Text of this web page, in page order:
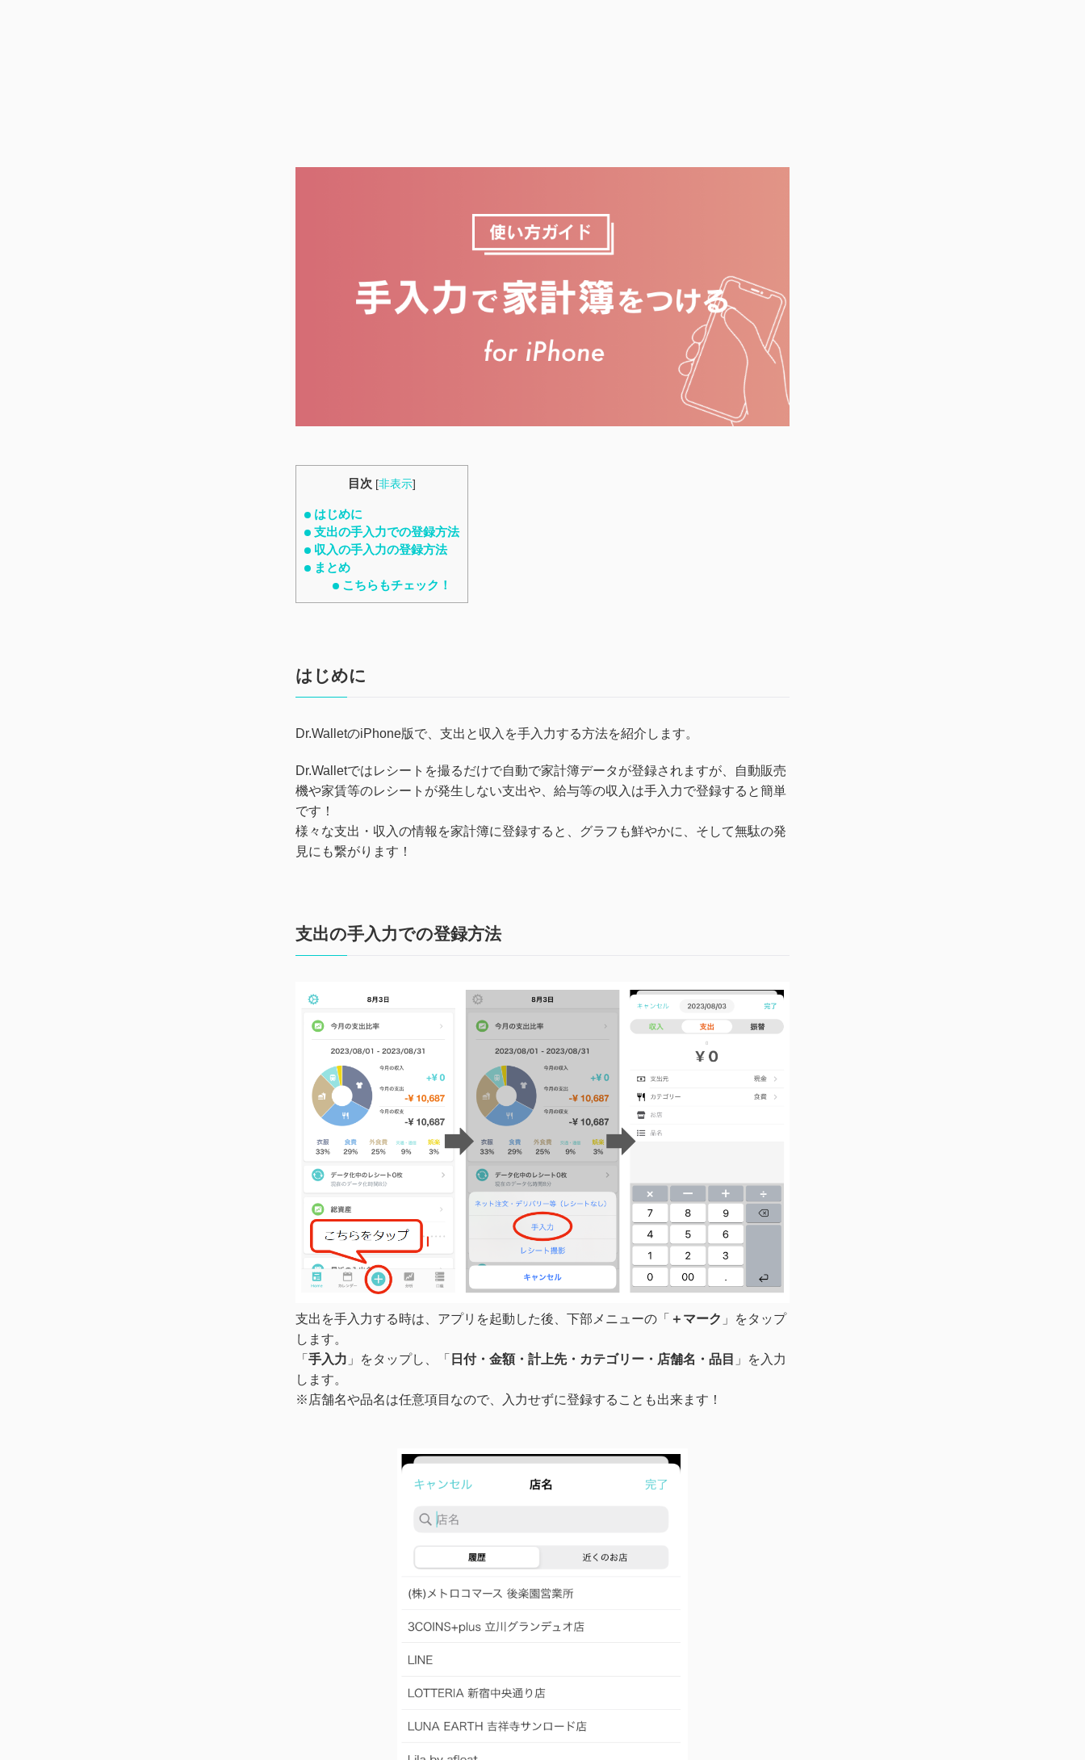
目次 [非表示]
はじめに
支出の手入力での登録方法
収入の手入力の登録方法
まとめ
こちらもチェック！
はじめに
Dr.WalletのiPhone版で、支出と収入を手入力する方法を紹介します。
Dr.Walletではレシートを撮るだけで自動で家計簿データが登録されますが、自動販売
機や家賃等のレシートが発生しない支出や、給与等の収入は手入力で登録すると簡単
です！
様々な支出・収入の情報を家計簿に登録すると、グラフも鮮やかに、そして無駄の発
見にも繋がります！
支出の手入力での登録方法
支出を手入力する時は、アプリを起動した後、下部メニューの「 ＋マーク 」をタップ
します。
「手入力 」をタップし、「 日付・金額・計上先・カテゴリー・店舗名・品目 」を入力
します。
※店舗名や品名は任意項目なので、入力せずに登録することも出来ます！